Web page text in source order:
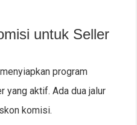
untuk Seller
program
yang aktif. Ada dua jalur
komisi.